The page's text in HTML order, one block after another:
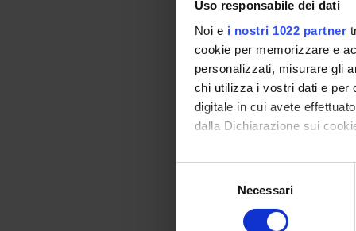
Uso responsabile dei dati
Noi e i nostri 1022 partner
cookie per memorizzare e
personalizzati, misurare gli
chi utilizza i vostri dati e per
digitale in cui avete
dalla Dichiarazione sui
Con il tuo consenso,
raccogliere
digitali).
Necessari
punti nella disciplina
How to
Scopri le iniziative
Informati, per
Incontri di
Open week and
Servizio
Diventa